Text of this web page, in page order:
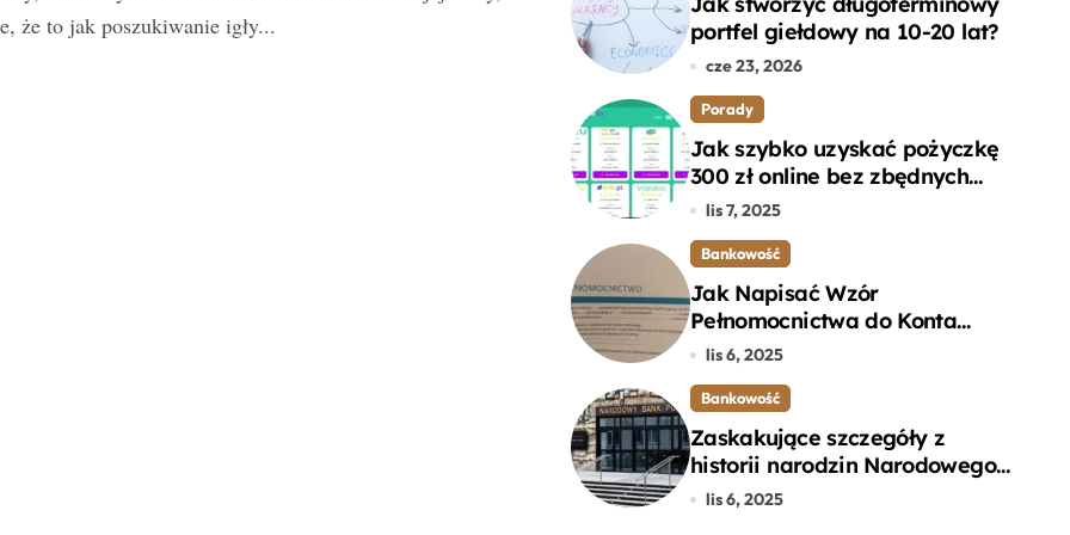
że to jak poszukiwanie igły...
portfel giełdowy na 10-20 lat?
cze 23, 2026
Porady
Jak szybko uzyskać pożyczkę
300 zł online bez zbędnych
formalności?
lis 7, 2025
Bankowość
Jak Napisać Wzór
Pełnomocnictwa do Konta
Bankowego – Praktyczny
lis 6, 2025
Bankowość
Zaskakujące szczegóły z
historii narodzin Narodowego
Banku Polskiego, o których
lis 6, 2025